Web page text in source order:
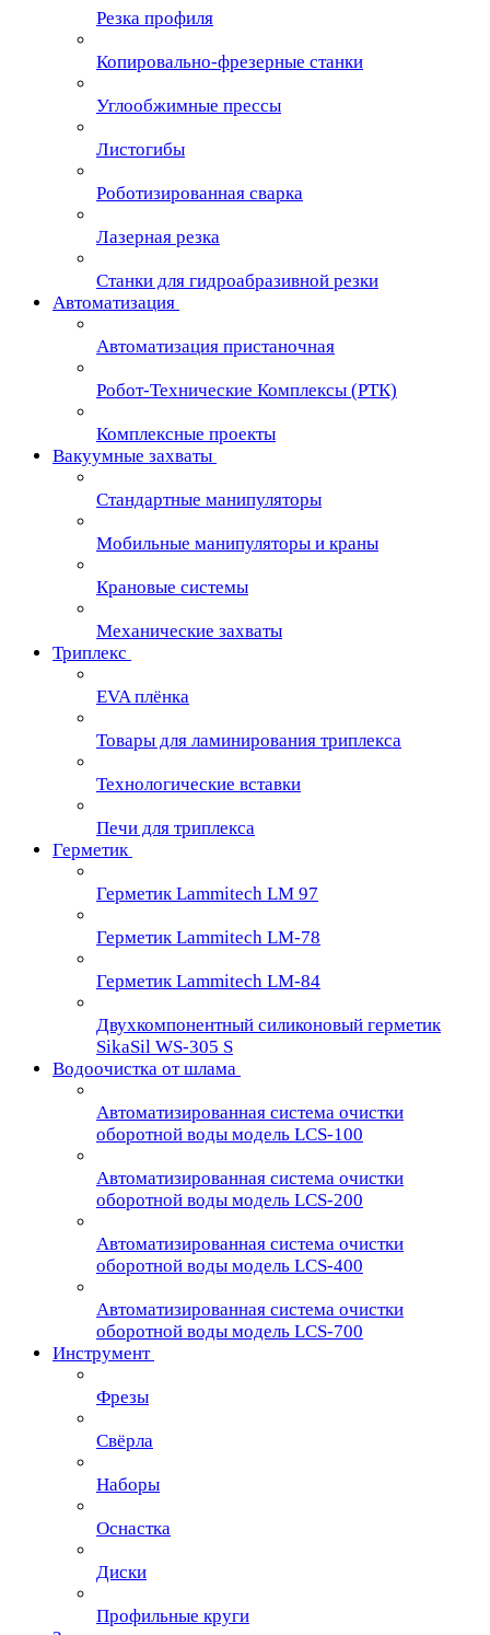
Резка профиля
Копировально-фрезерные станки
Углообжимные прессы
Листогибы
Роботизированная сварка
Лазерная резка
Станки для гидроабразивной резки
Автоматизация
Автоматизация пристаночная
Робот-Технические Комплексы (РТК)
Комплексные проекты
Вакуумные захваты
Стандартные манипуляторы
Мобильные манипуляторы и краны
Крановые сиcтемы
Механические захваты
Триплекс
EVA плёнка
Товары для ламинирования триплекса
Технологические вставки
Печи для триплекса
Герметик
Герметик Lammitech LM 97
Герметик Lammitech LM-78
Герметик Lammitech LM-84
Двухкомпонентный силиконовый герметик
SikaSil WS-305 S
Водоочистка от шлама
Автоматизированная система очистки
оборотной воды модель LCS-100
Автоматизированная система очистки
оборотной воды модель LCS-200
Автоматизированная система очистки
оборотной воды модель LCS-400
Автоматизированная система очистки
оборотной воды модель LCS-700
Инструмент
Фрезы
Свёрла
Наборы
Оснастка
Диски
Профильные круги